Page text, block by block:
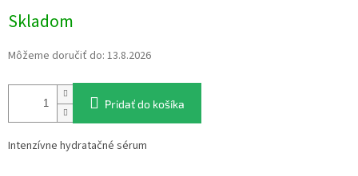
cena:
Skladom
Môžeme doručiť do: 13.8.2026
Pridať do košíka
Intenzívne hydratačné sérum